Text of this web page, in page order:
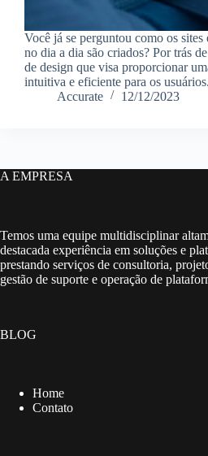
Você já se perguntou como os
no dia a dia são criados? Por trás
de design que visa proporcionar
intuitiva e eficiente para os
Accurate
12/12/2023
A EMPRESA
Temos uma equipe multidisciplinar
destacada experiência em soluções e
prestando serviços de consultoria,
gestão de suporte e operação de
BLOG
Home
Contato